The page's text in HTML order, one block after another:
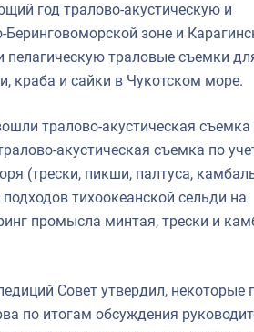
год тралово-акустическую и
зоне и
траловые съемки
краба и сайки в Чукотском море.
тралово-акустическая съемка
акустическая съемка по
(трески, пикши, палтуса,
тихоокеанской сельди на
промысла минтая, трески и
Совет утвердил, некоторые
по итогам обсуждения